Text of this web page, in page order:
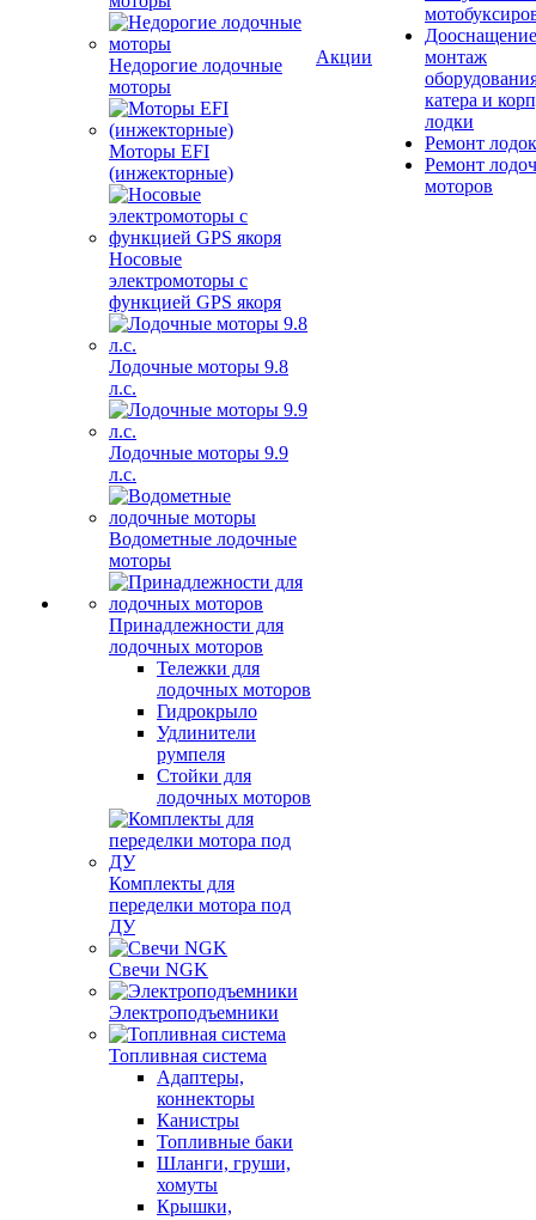
Недорогие лодочные
моторы
Моторы EFI
(инжекторные)
Носовые
электромоторы с
функцией GPS якоря
Лодочные моторы 9.8
л.с.
Лодочные моторы 9.9
л.с.
Водометные лодочные
моторы
Принадлежности для
лодочных моторов
Тележки для
лодочных моторов
Гидрокрыло
Удлинители
румпеля
Стойки для
лодочных моторов
Комплекты для
переделки мотора под
ДУ
Свечи NGK
Электроподъемники
Топливная система
Адаптеры,
коннекторы
Канистры
Топливные баки
Шланги, груши,
хомуты
Крышки,
Акции
монтаж
катера и
лодки
Ремонт
Ремонт
моторов